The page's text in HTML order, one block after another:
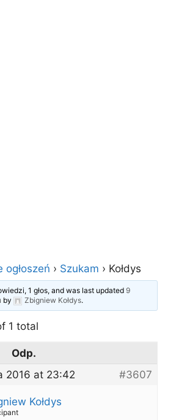
ogłoszeń › Szukam › Kołdys
1 głos, and was last updated9
by Zbigniew Kołdys.
1 total
Odp.
2016 at 23:42
#3607
Kołdys